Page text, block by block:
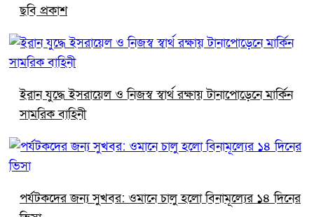
ছবি প্রকাশ
ইরান যুদ্ধে ইসরায়েল ও নিজস্ব স্বার্থ রক্ষায় টানাপোড়েনে মার্কিন
সামরিক বাহিনী
পর্যটকদের জন্য সুখবর: ওমানে চালু হলো বিনামূল্যের ১৪ দিনের